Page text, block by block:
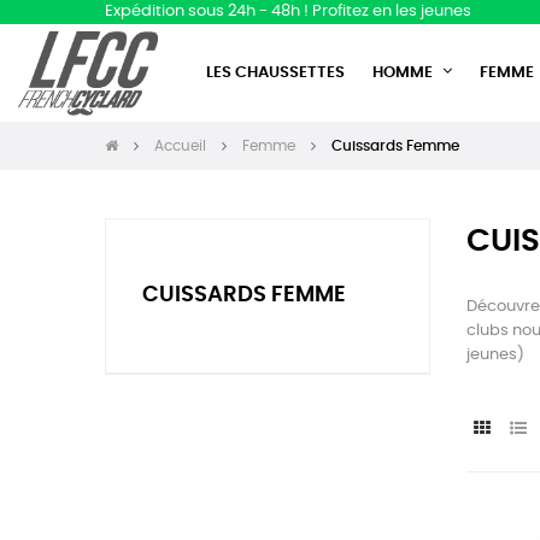
Expédition sous 24h - 48h ! Profitez en les jeunes
LES CHAUSSETTES HOMME FEMME
Accueil Femme Cuissards Femme
CUISSARDS FEMME
clubs
jeunes)